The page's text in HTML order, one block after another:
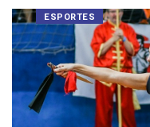
ESPORTES